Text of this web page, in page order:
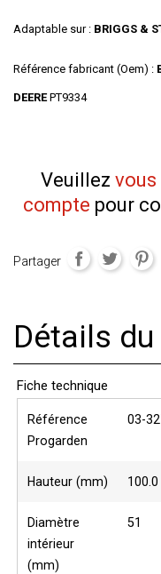
Adaptable sur : BRIGGS &
Référence fabricant (Oem) :
DEEREPT9334
Veuillez
compte pour
Partager
Détails
Fiche technique
Référence
Progarden
03-
Hauteur (mm) 100.0
Diamètre
intérieur
(mm)
51